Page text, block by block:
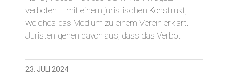
verboten … mit einem juristischen Konstrukt,
welches das Medium zu einem Verein erklärt.
Juristen gehen davon aus, dass das Verbot
23. JULI 2024